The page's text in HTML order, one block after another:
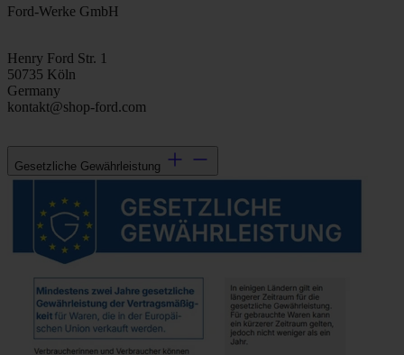
Ford-Werke GmbH
Henry Ford Str. 1
50735 Köln
Germany
kontakt@shop-ford.com
Gesetzliche Gewährleistung